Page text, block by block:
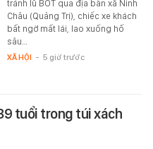
tránh lũ BOT qua địa bàn xã Ninh
Châu (Quảng Trị), chiếc xe khách
bất ngờ mất lái, lao xuống hố
sâu…
XÃ HỘI - 5 giờ trước
tuổi trong túi xách